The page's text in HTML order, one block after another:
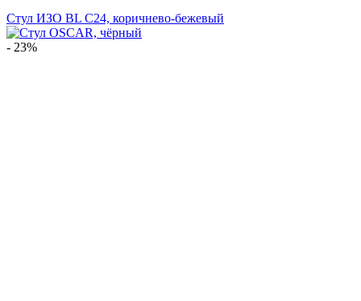
Стул ИЗО BL С24, коричнево-бежевый
- 23%